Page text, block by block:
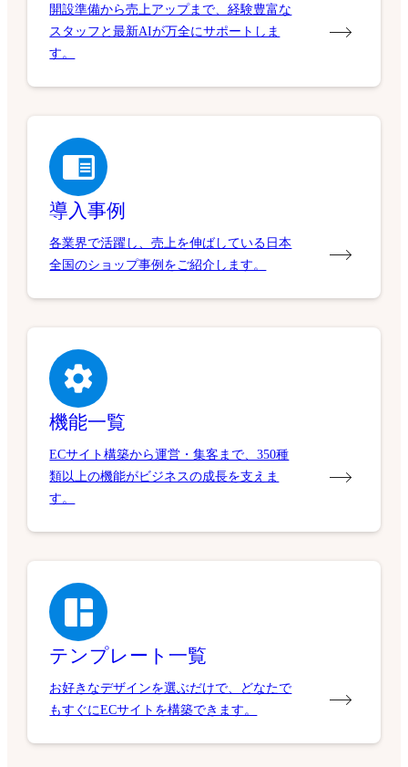
開設準備から売上アップまで、経験豊富な
スタッフと最新AIが万全にサポートしま
す。
導入事例
各業界で活躍し、売上を伸ばしている日本
全国のショップ事例をご紹介します。
機能一覧
ECサイト構築から運営・集客まで、350種
類以上の機能がビジネスの成長を支えま
す。
テンプレート一覧
お好きなデザインを選ぶだけで、どなたで
もすぐにECサイトを構築できます。